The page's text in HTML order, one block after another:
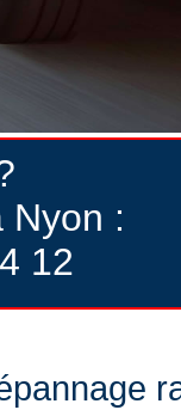
Nyon :
12